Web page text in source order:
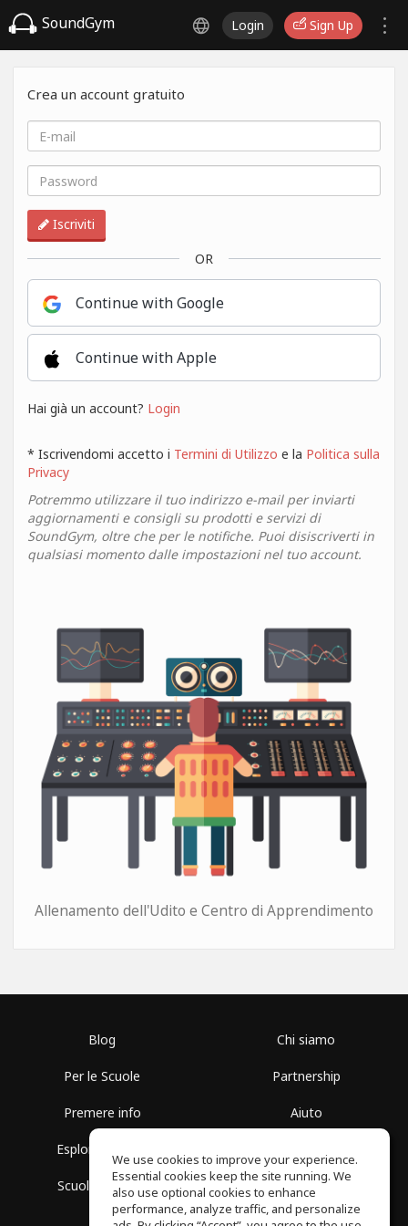
SoundGym Login Sign Up
Crea un account gratuito
Iscriviti
OR
Continue with Google
Continue with Apple
Hai già un account? Login
* Iscrivendomi accetto i Termini di Utilizzo e la Politica sulla
Privacy
Potremmo utilizzare il tuo indirizzo e-mail per inviarti
aggiornamenti e consigli su prodotti e servizi di
SoundGym, oltre che per le notifiche. Puoi disiscriverti in
qualsiasi momento dalle impostazioni nel tuo account.
Allenamento dell'Udito e Centro di Apprendimento
Blog
Per le Scuole
Premere info
Esplora i Gruppi
Scuola gratuita
Chi siamo
Partnership
Aiuto
Politica sulla Privacy
We use cookies to improve your experience.
Essential cookies keep the site running. We
also use optional cookies to enhance
performance, analyze traffic, and personalize